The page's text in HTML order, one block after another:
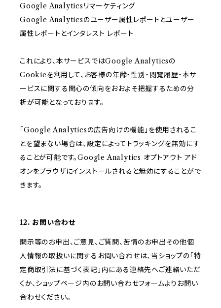
Google Analyticsリマーケティング
Google Analyticsのユーザー属性レポートとユーザー
属性レポートとインタレスト レポート
これにより、本サービスではGoogle Analyticsの
Cookieを利用して、お客様の年齢・性別・閲覧履歴・本サ
ービスに関する関心の傾向をおおよそ把握するための分
析が可能となっております。
「Google Analyticsの広告向けの機能」を使用されるこ
とを望まない場合は、設定によってトラッキングを無効にす
ることが可能です。Google Analytics オプトアウト アド
オンをブラウザにインストールされると無効にすることがで
きます。
12. お問い合わせ
開示等のお申出、ご意見、ご質問、苦情のお申出その他個
人情報の取扱いに関するお問い合わせは、当ショップの「特
定商取引法に基づく表記」内にある連絡先へご連絡いただ
くか、ショップページ内のお問い合わせフォームよりお問い
合わせください。